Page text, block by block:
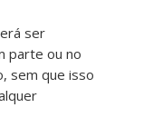
ser
parte ou no
sem que isso